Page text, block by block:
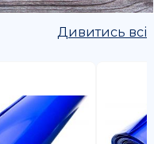
Дивитись всі